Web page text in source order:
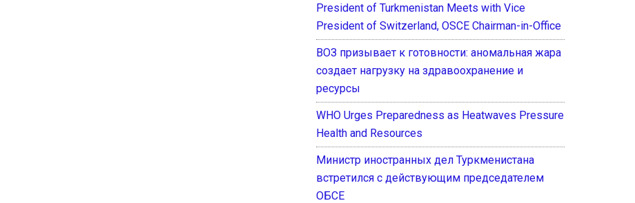
President of Turkmenistan Meets with Vice
President of Switzerland, OSCE Chairman-in-Office
ВОЗ призывает к готовности: аномальная жара
создает нагрузку на здравоохранение и
ресурсы
WHO Urges Preparedness as Heatwaves Pressure
Health and Resources
Министр иностранных дел Туркменистана
встретился с действующим председателем
ОБСЕ